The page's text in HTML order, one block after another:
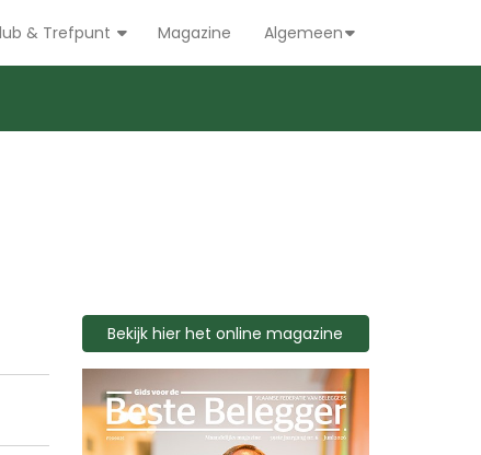
& Trefpunt Magazine Algemeen
Bekijk hier het online magazine